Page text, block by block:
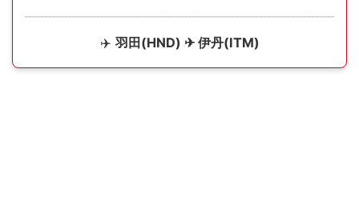
✈️ 羽田(HND) ✈ 伊丹(ITM)